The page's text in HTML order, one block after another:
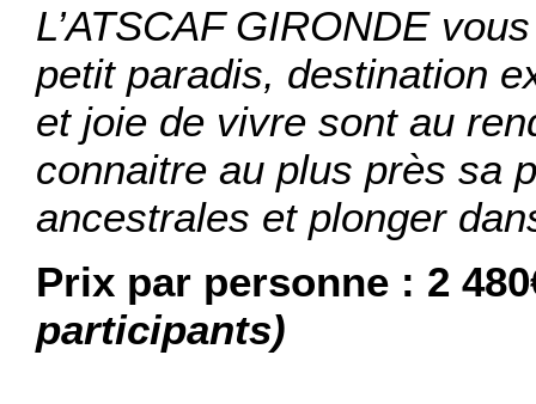
L’ATSCAF GIRONDE
petit paradis, destination
et joie de vivre sont au
connaitre au plus près sa
ancestrales et plonger
Prix par personne : 2
participants)